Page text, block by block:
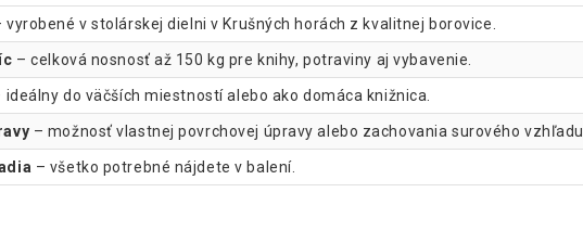
vyrobené v stolárskej dielni v Krušných horách z kvalitnej borovice.
– celková nosnosť až 150 kg pre knihy, potraviny aj vybavenie.
ideálny do väčších miestností alebo ako domáca knižnica.
– možnosť vlastnej povrchovej úpravy alebo zachovania surového vzhľadu.
– všetko potrebné nájdete v balení.